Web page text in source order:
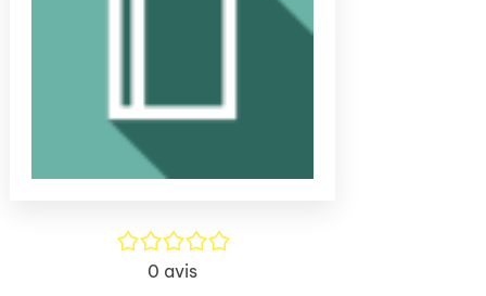
/5
0 avis